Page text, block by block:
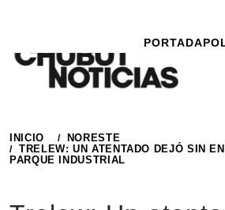
contenido
PORTADA
INICIO
NORESTE
TRELEW: UN ATENTADO DEJÓ SIN
PARQUE INDUSTRIAL